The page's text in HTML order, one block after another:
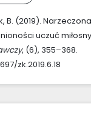
B. (2019).
uczuć
, (6), 355–368.
zk.2019.6.18